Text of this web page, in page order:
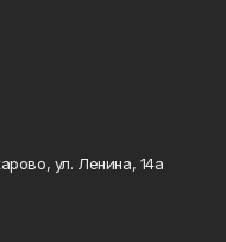
ул. Ленина, 14а